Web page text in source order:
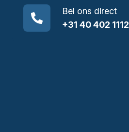
Bel ons direct
+31 40 402 1112